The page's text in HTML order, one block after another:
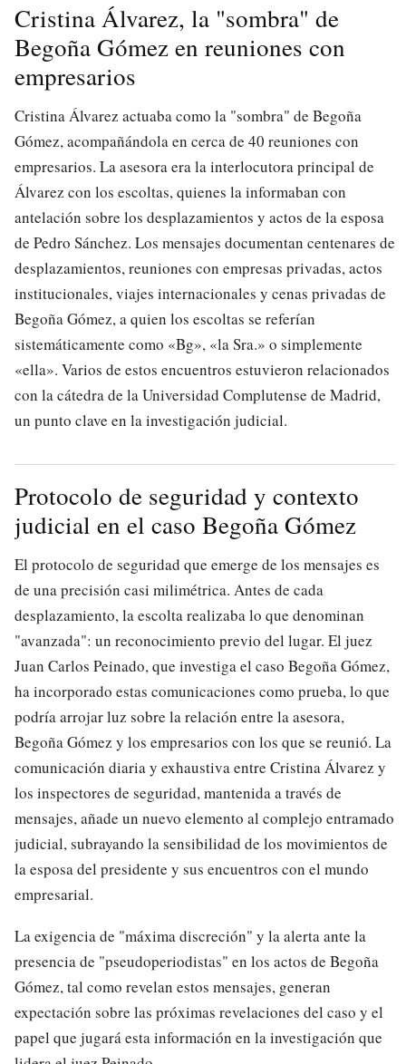
Cristina Álvarez, la "sombra" de
Begoña Gómez en reuniones con
empresarios
Cristina Álvarez actuaba como la "sombra" de Begoña
Gómez, acompañándola en cerca de 40 reuniones con
empresarios. La asesora era la interlocutora principal de
Álvarez con los escoltas, quienes la informaban con
antelación sobre los desplazamientos y actos de la esposa
de Pedro Sánchez. Los mensajes documentan centenares de
desplazamientos, reuniones con empresas privadas, actos
institucionales, viajes internacionales y cenas privadas de
Begoña Gómez, a quien los escoltas se referían
sistemáticamente como «Bg», «la Sra.» o simplemente
«ella». Varios de estos encuentros estuvieron relacionados
con la cátedra de la Universidad Complutense de Madrid,
un punto clave en la investigación judicial.
Protocolo de seguridad y contexto
judicial en el caso Begoña Gómez
El protocolo de seguridad que emerge de los mensajes es
de una precisión casi milimétrica. Antes de cada
desplazamiento, la escolta realizaba lo que denominan
"avanzada": un reconocimiento previo del lugar. El juez
Juan Carlos Peinado, que investiga el caso Begoña Gómez,
ha incorporado estas comunicaciones como prueba, lo que
podría arrojar luz sobre la relación entre la asesora,
Begoña Gómez y los empresarios con los que se reunió. La
comunicación diaria y exhaustiva entre Cristina Álvarez y
los inspectores de seguridad, mantenida a través de
mensajes, añade un nuevo elemento al complejo entramado
judicial, subrayando la sensibilidad de los movimientos de
la esposa del presidente y sus encuentros con el mundo
empresarial.
La exigencia de "máxima discreción" y la alerta ante la
presencia de "pseudoperiodistas" en los actos de Begoña
Gómez, tal como revelan estos mensajes, generan
expectación sobre las próximas revelaciones del caso y el
papel que jugará esta información en la investigación que